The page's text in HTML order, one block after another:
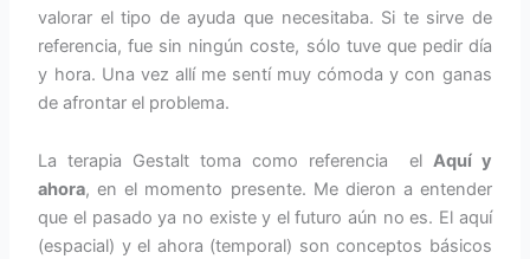
valorar el tipo de ayuda que necesitaba. Si te sirve de
referencia, fue sin ningún coste, sólo tuve que pedir día
y hora. Una vez allí me sentí muy cómoda y con ganas
de afrontar el problema.
La terapia Gestalt toma como referencia el Aquí y
ahora, en el momento presente. Me dieron a entender
que el pasado ya no existe y el futuro aún no es. El aquí
(espacial) y el ahora (temporal) son conceptos básicos